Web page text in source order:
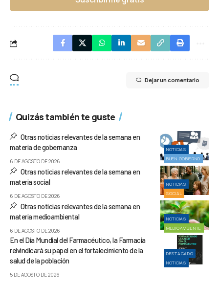
Dejar un comentario
Quizás también te guste
NOTICIAS
BUEN GOBIERNO
Otras noticias relevantes de la semana en
materia de gobernanza
6 DE AGOSTO DE 2026
NOTICIAS
SOCIAL
Otras noticias relevantes de la semana en
materia social
6 DE AGOSTO DE 2026
NOTICIAS
MEDIOAMBIENTE
Otras noticias relevantes de la semana en
materia medioambiental
6 DE AGOSTO DE 2026
DESTACADO
NOTICIAS
En el Día Mundial del Farmacéutico, la Farmacia
reivindicará su papel en el fortalecimiento de la
salud de la población
5 DE AGOSTO DE 2026